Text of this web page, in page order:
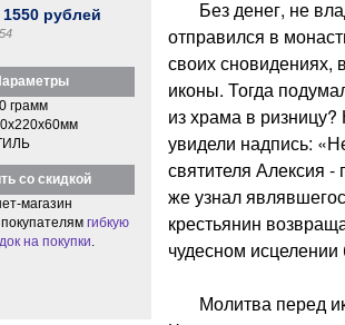
1550 рублей
грамм
со скидкой
магазин
гибкую
на покупки
Без денег, не
отправился в
своих сновидениях,
иконы. Тогда
из храма в
увидели надпись:
святителя Алексия
же узнал
крестьянин
чудесном
Молитва перед